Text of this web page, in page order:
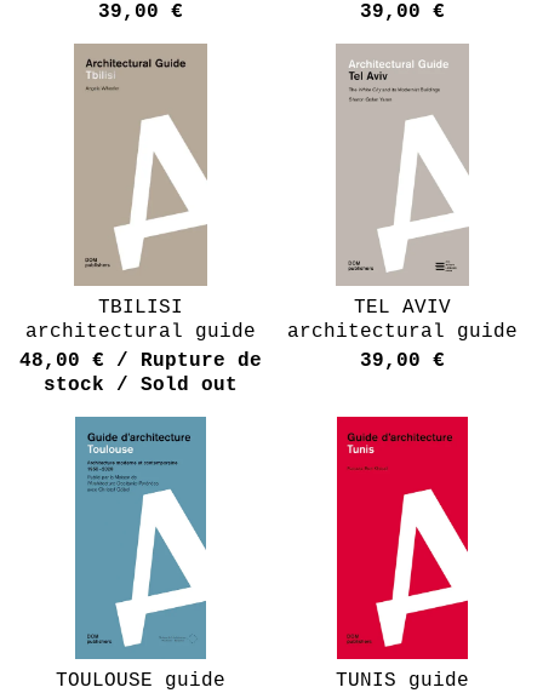
39,00 €
39,00 €
TBILISI
architectural guide
48,00 €
/ Rupture de
stock / Sold out
TEL AVIV
architectural guide
39,00 €
TOULOUSE guide
TUNIS guide